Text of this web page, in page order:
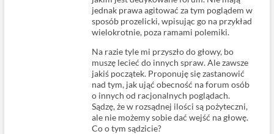
jednak prawa agitować za tym poglądem w
sposób prozelicki, wpisując go na przykład
wielokrotnie, poza ramami polemiki.
Na razie tyle mi przyszło do głowy, bo
muszę lecieć do innych spraw. Ale zawsze
jakiś początek. Proponuję się zastanowić
nad tym, jak ująć obecność na forum osób
o innych od racjonalnych poglądach.
Sądzę, że w rozsądnej ilości są pożyteczni,
ale nie możemy sobie dać wejść na głowę.
Co o tym sądzicie?